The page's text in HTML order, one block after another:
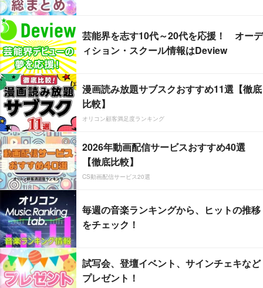
芸能界を志す10代～20代を応援！ オーデ
ィション・スクール情報はDeview
漫画読み放題サブスクおすすめ11選【徹底
比較】
オリコン顧客満足度ランキング
2026年動画配信サービスおすすめ40選
【徹底比較】
CS動画配信サービス20選
毎週の音楽ランキングから、ヒットの推移
をチェック！
試写会、登壇イベント、サインチェキなど
プレゼント！